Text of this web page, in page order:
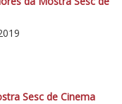
Sesc de Cinema